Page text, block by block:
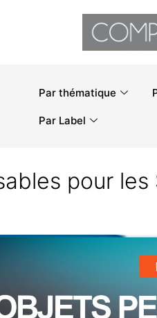
Par thématique
Par Label
pour les